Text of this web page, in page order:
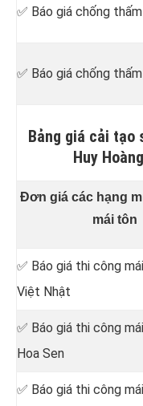
✅ Báo giá chống
✅ Báo giá chống
Bảng giá cải tạo
Huy
Đơn giá các hạng
mái tôn
✅ Báo giá thi công
Việt Nhật
✅ Báo giá thi công
Hoa Sen
✅ Báo giá thi công